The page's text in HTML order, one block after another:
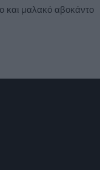
και μαλακό αβοκάντο